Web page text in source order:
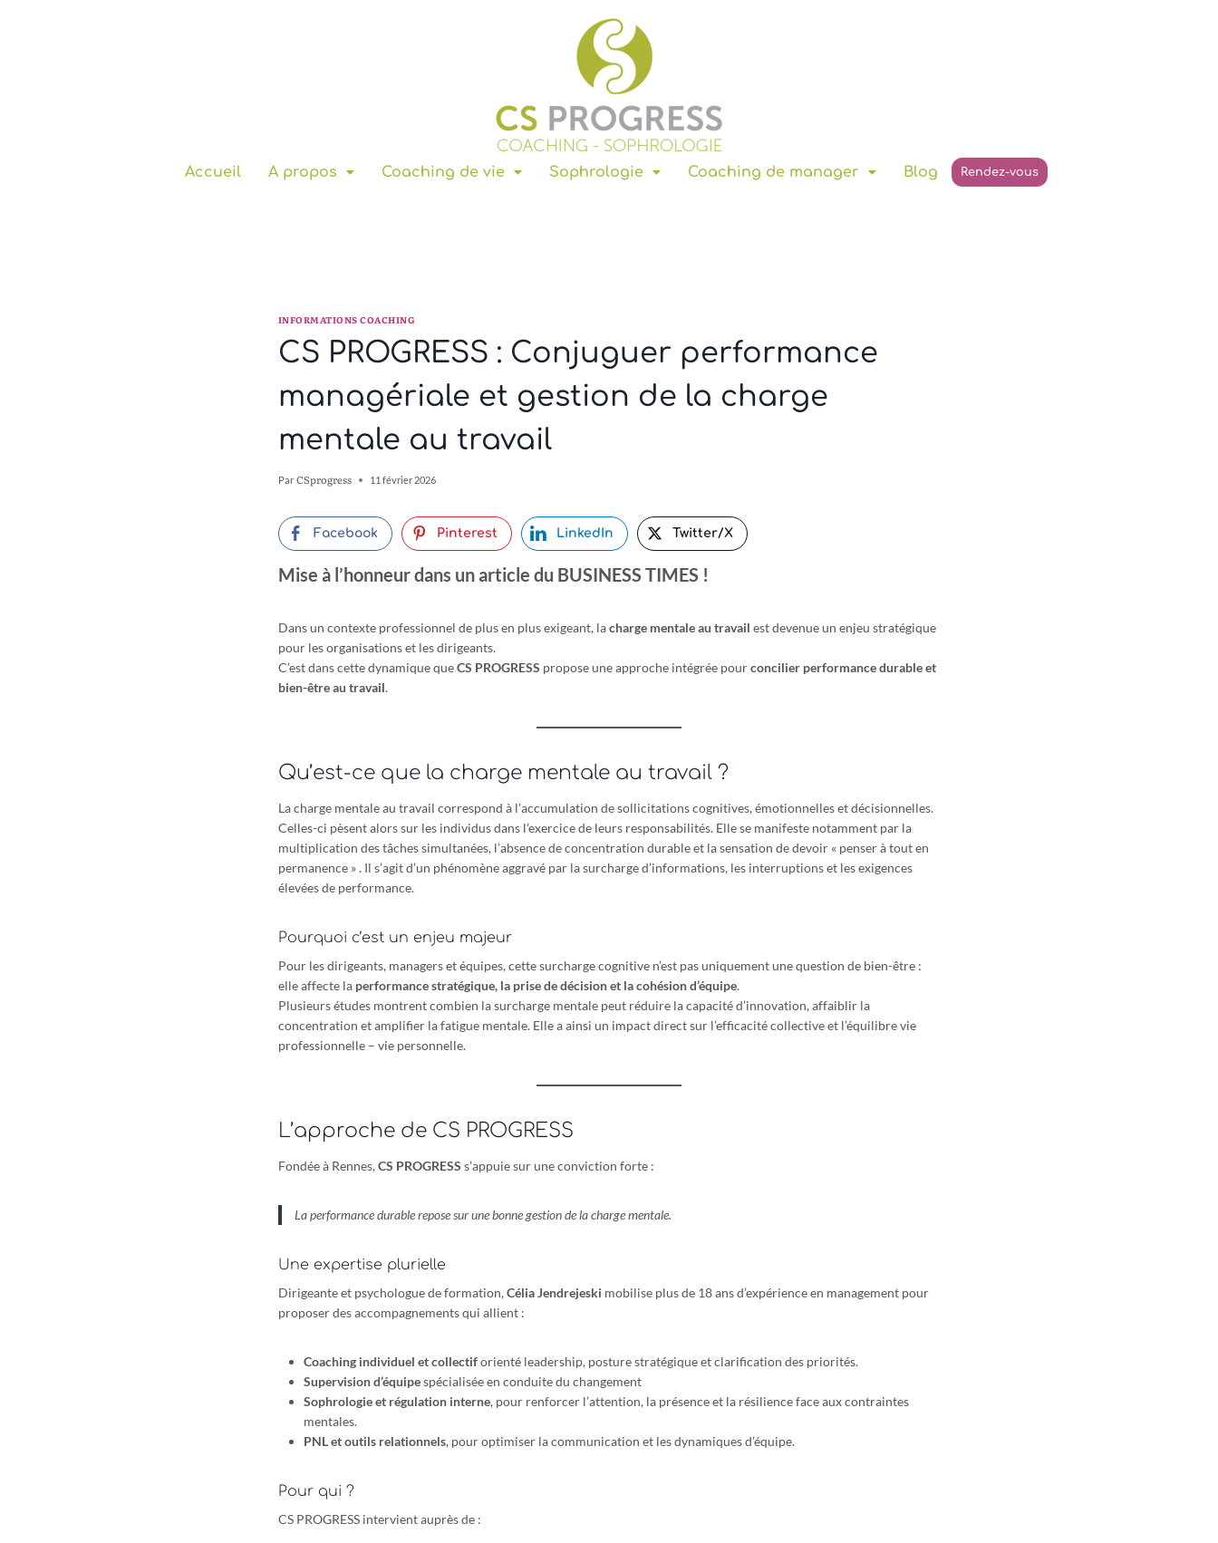
Accueil A propos Coaching de vie Sophrologie Coaching de manager Blog Rendez-vous
INFORMATIONS COACHING
CS PROGRESS : Conjuguer performance
managériale et gestion de la charge
mentale au travail
Par CSprogress 11 février 2026
Facebook Pinterest LinkedIn Twitter/X
Mise à l’honneur dans un article du BUSINESS TIMES !
Dans un contexte professionnel de plus en plus exigeant, lacharge mentale au travail est devenue un enjeu stratégique
pour les organisations et les dirigeants.
C’est dans cette dynamique queCS PROGRESS propose une approche intégrée pourconcilier performance durable et
bien-être au travail.
Qu’est-ce que la charge mentale au travail ?
La charge mentale au travail correspond à l’accumulation de sollicitations cognitives, émotionnelles et décisionnelles.
Celles-ci pèsent alors sur les individus dans l’exercice de leurs responsabilités. Elle se manifeste notamment par la
multiplication des tâches simultanées, l’absence de concentration durable et la sensation de devoir « penser à tout en
permanence » . Il s’agit d’un phénomène aggravé par la surcharge d’informations, les interruptions et les exigences
élevées de performance.
Pourquoi c’est un enjeu majeur
Pour les dirigeants, managers et équipes, cette surcharge cognitive n’est pas uniquement une question de bien-être :
elle affecte la performance stratégique, la prise de décision et la cohésion d’équipe.
Plusieurs études montrent combien la surcharge mentale peut réduire la capacité d’innovation, affaiblir la
concentration et amplifier la fatigue mentale. Elle a ainsi un impact direct sur l’efficacité collective et l’équilibre vie
professionnelle – vie personnelle.
L’approche de CS PROGRESS
Fondée à Rennes,CS PROGRESS s’appuie sur une conviction forte :
La performance durable repose sur une bonne gestion de la charge mentale.
Une expertise plurielle
Dirigeante et psychologue de formation,Célia Jendrejeski mobilise plus de 18 ans d’expérience en management pour
proposer des accompagnements qui allient :
Coaching individuel et collectiforienté leadership, posture stratégique et clarification des priorités.
Supervision d’équipespécialisée en conduite du changement
Sophrologie et régulation interne, pour renforcer l’attention, la présence et la résilience face aux contraintes
mentales.
PNL et outils relationnels, pour optimiser la communication et les dynamiques d’équipe.
Pour qui ?
CS PROGRESS intervient auprès de :